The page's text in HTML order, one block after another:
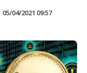
05/04/2021 09:57